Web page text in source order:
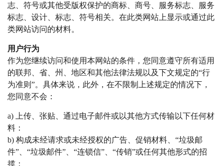
志、符号或其他受版权保护的商标、商号、服务标志、服务
标志、设计、标志、符号相关。在此类网站上显示或通过此
类网站访问的材料。
用户行为
作为您继续访问和使用本网站的条件，您同意遵守所有适用
的联邦、省、州、地区和其他法律法规以及下文规定的“行
为准则”。 具体来说，此外，在不限制上述规定的情况下，
您同意不会：
a) 上传、张贴、通过电子邮件或以其他方式传输以下任何材
料：
b) 构成未经请求或未经授权的广告、促销材料、“垃圾邮
件”、“垃圾邮件”、“连锁信”、“传销”或任何其他形式的招
揽；